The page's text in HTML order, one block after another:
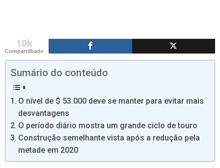
10k
Compartilhado
Sumário do conteúdo
O nível de $ 53.000 deve se manter para evitar mais
desvantagens
O período diário mostra um grande ciclo de touro
Construção semelhante vista após a redução pela
metade em 2020